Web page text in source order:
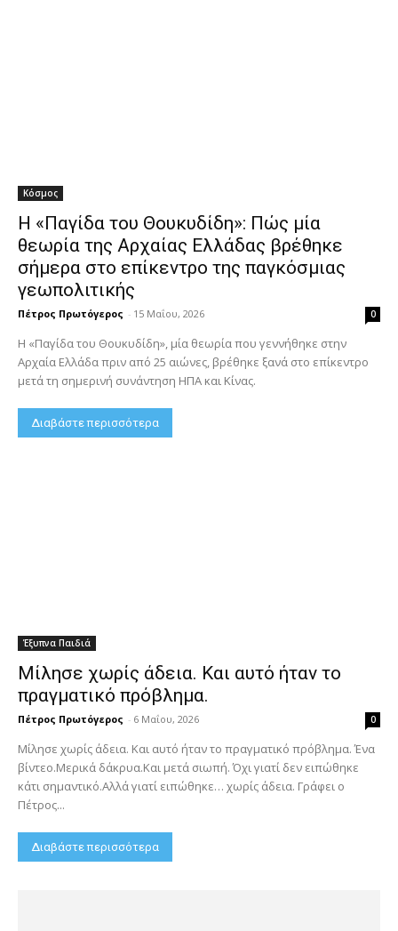
Κόσμος
Η «Παγίδα του Θουκυδίδη»: Πώς μία
θεωρία της Αρχαίας Ελλάδας βρέθηκε
σήμερα στο επίκεντρο της παγκόσμιας
γεωπολιτικής
Πέτρος Πρωτόγερος - 15 Μαΐου, 2026 0
Η «Παγίδα του Θουκυδίδη», μία θεωρία που γεννήθηκε στην
Αρχαία Ελλάδα πριν από 25 αιώνες, βρέθηκε ξανά στο επίκεντρο
μετά τη σημερινή συνάντηση ΗΠΑ και Κίνας.
Διαβάστε περισσότερα
Έξυπνα Παιδιά
Μίλησε χωρίς άδεια. Και αυτό ήταν το
πραγματικό πρόβλημα.
Πέτρος Πρωτόγερος - 6 Μαΐου, 2026 0
Μίλησε χωρίς άδεια. Και αυτό ήταν το πραγματικό πρόβλημα. Ένα
βίντεο.Μερικά δάκρυα.Και μετά σιωπή. Όχι γιατί δεν ειπώθηκε
κάτι σημαντικό.Αλλά γιατί ειπώθηκε… χωρίς άδεια. Γράφει ο
Πέτρος...
Διαβάστε περισσότερα